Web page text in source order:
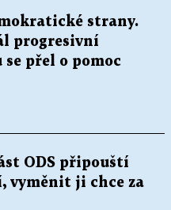
strany.
progresivní
přel o pomoc
ODS připouští
vyměnit ji chce za